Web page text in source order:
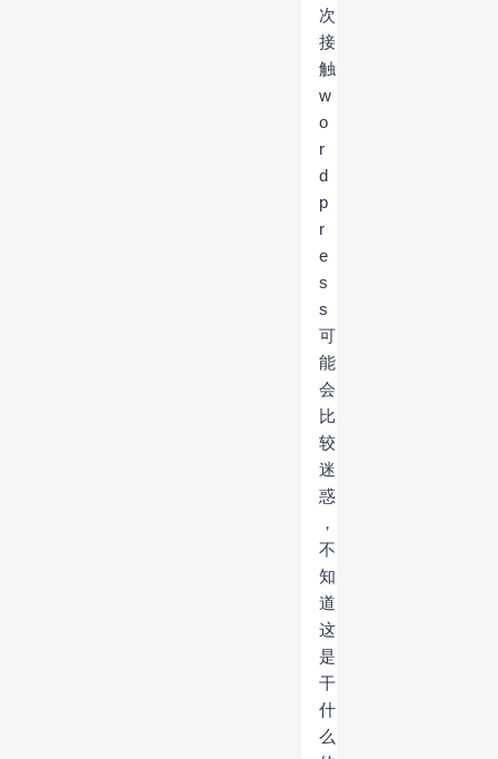
次
接
触
w
o
r
d
p
r
e
s
s
可
能
会
比
较
迷
惑
，
不
知
道
这
是
干
什
么